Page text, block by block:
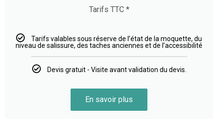
Tarifs TTC *
Tarifs valables sous réserve de l’état de la moquette, du
niveau de salissure, des taches anciennes et de l’accessibilité
Devis gratuit - Visite avant validation du devis.
En savoir plus